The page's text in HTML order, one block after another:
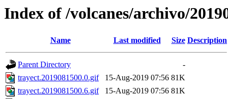
Index of /volcanes/archivo/
Name Last modified Size Description
Parent Directory
-
trayect.2019081500.0.gif
15-Aug-2019 07:56 81K
trayect.2019081500.6.gif
15-Aug-2019 07:56 81K